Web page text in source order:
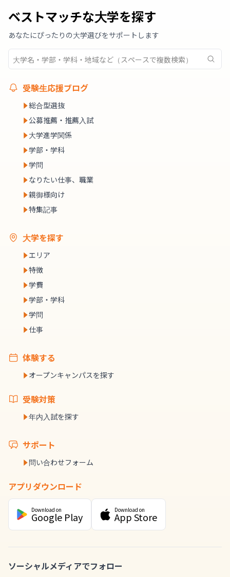
ベストマッチな大学を探す
あなたにぴったりの大学選びをサポートします
受験生応援ブログ
総合型選抜
公募推薦・推薦入試
大学進学関係
学部・学科
学問
なりたい仕事、職業
親御様向け
特集記事
大学を探す
エリア
特徴
学費
学部・学科
学問
仕事
体験する
オープンキャンパスを探す
受験対策
年内入試を探す
サポート
問い合わせフォーム
アプリダウンロード
Download on
Google Play
Download on
App Store
ソーシャルメディアでフォロー